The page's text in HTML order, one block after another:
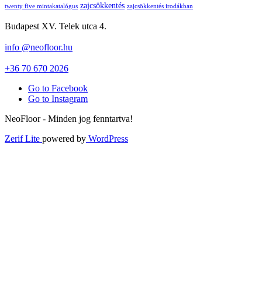
twenty five mintakatalógus zajcsökkentés zajcsökkentés irodákban
Budapest XV. Telek utca 4.
info @neofloor.hu
+36 70 670 2026
Go to Facebook
Go to Instagram
NeoFloor - Minden jog fenntartva!
Zerif Lite powered by WordPress